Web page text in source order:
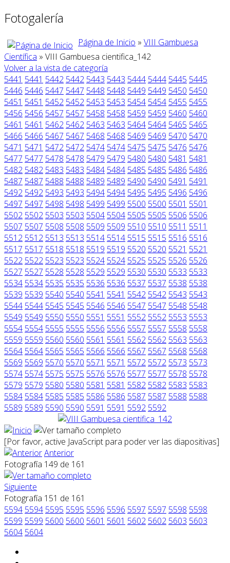
Fotogalería
Página de Inicio » VIII Gambuesa
Científica » VIII Gambuesa cientifica_142
Volver a la vista de categoría
5441 5441 5442 5442 5443 5443 5444 5444 5445 5445
5446 5446 5447 5447 5448 5448 5449 5449 5450 5450
5451 5451 5452 5452 5453 5453 5454 5454 5455 5455
5456 5456 5457 5457 5458 5458 5459 5459 5460 5460
5461 5461 5462 5462 5463 5463 5464 5464 5465 5465
5466 5466 5467 5467 5468 5468 5469 5469 5470 5470
5471 5471 5472 5472 5474 5474 5475 5475 5476 5476
5477 5477 5478 5478 5479 5479 5480 5480 5481 5481
5482 5482 5483 5483 5484 5484 5485 5485 5486 5486
5487 5487 5488 5488 5489 5489 5490 5490 5491 5491
5492 5492 5493 5493 5494 5494 5495 5495 5496 5496
5497 5497 5498 5498 5499 5499 5500 5500 5501 5501
5502 5502 5503 5503 5504 5504 5505 5505 5506 5506
5507 5507 5508 5508 5509 5509 5510 5510 5511 5511
5512 5512 5513 5513 5514 5514 5515 5515 5516 5516
5517 5517 5518 5518 5519 5519 5520 5520 5521 5521
5522 5522 5523 5523 5524 5524 5525 5525 5526 5526
5527 5527 5528 5528 5529 5529 5530 5530 5533 5533
5534 5534 5535 5535 5536 5536 5537 5537 5538 5538
5539 5539 5540 5540 5541 5541 5542 5542 5543 5543
5544 5544 5545 5545 5546 5546 5547 5547 5548 5548
5549 5549 5550 5550 5551 5551 5552 5552 5553 5553
5554 5554 5555 5555 5556 5556 5557 5557 5558 5558
5559 5559 5560 5560 5561 5561 5562 5562 5563 5563
5564 5564 5565 5565 5566 5566 5567 5567 5568 5568
5569 5569 5570 5570 5571 5571 5572 5572 5573 5573
5574 5574 5575 5575 5576 5576 5577 5577 5578 5578
5579 5579 5580 5580 5581 5581 5582 5582 5583 5583
5584 5584 5585 5585 5586 5586 5587 5587 5588 5588
5589 5589 5590 5590 5591 5591 5592 5592
[Por favor, active JavaScript para poder ver las diapositivas]
Anterior
Fotografía 149 de 161
Siguiente
Fotografía 151 de 161
5594 5594 5595 5595 5596 5596 5597 5597 5598 5598
5599 5599 5600 5600 5601 5601 5602 5602 5603 5603
5604 5604